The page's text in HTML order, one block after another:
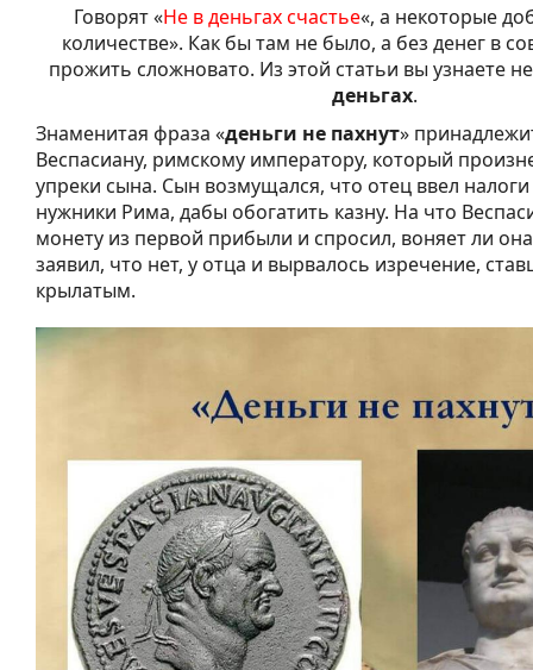
Говорят «Не в деньгах счастье«, а некоторые
количестве». Как бы там не было, а без денег в
прожить сложновато. Из этой статьи вы узнаете
деньгах.
Знаменитая фраза «деньги не пахнут»
Веспасиану, римскому императору, который
упреки сына. Сын возмущался, что отец ввел
нужники Рима, дабы обогатить казну. На что
монету из первой прибыли и спросил, воняет ли
заявил, что нет, у отца и вырвалось изречение,
крылатым.